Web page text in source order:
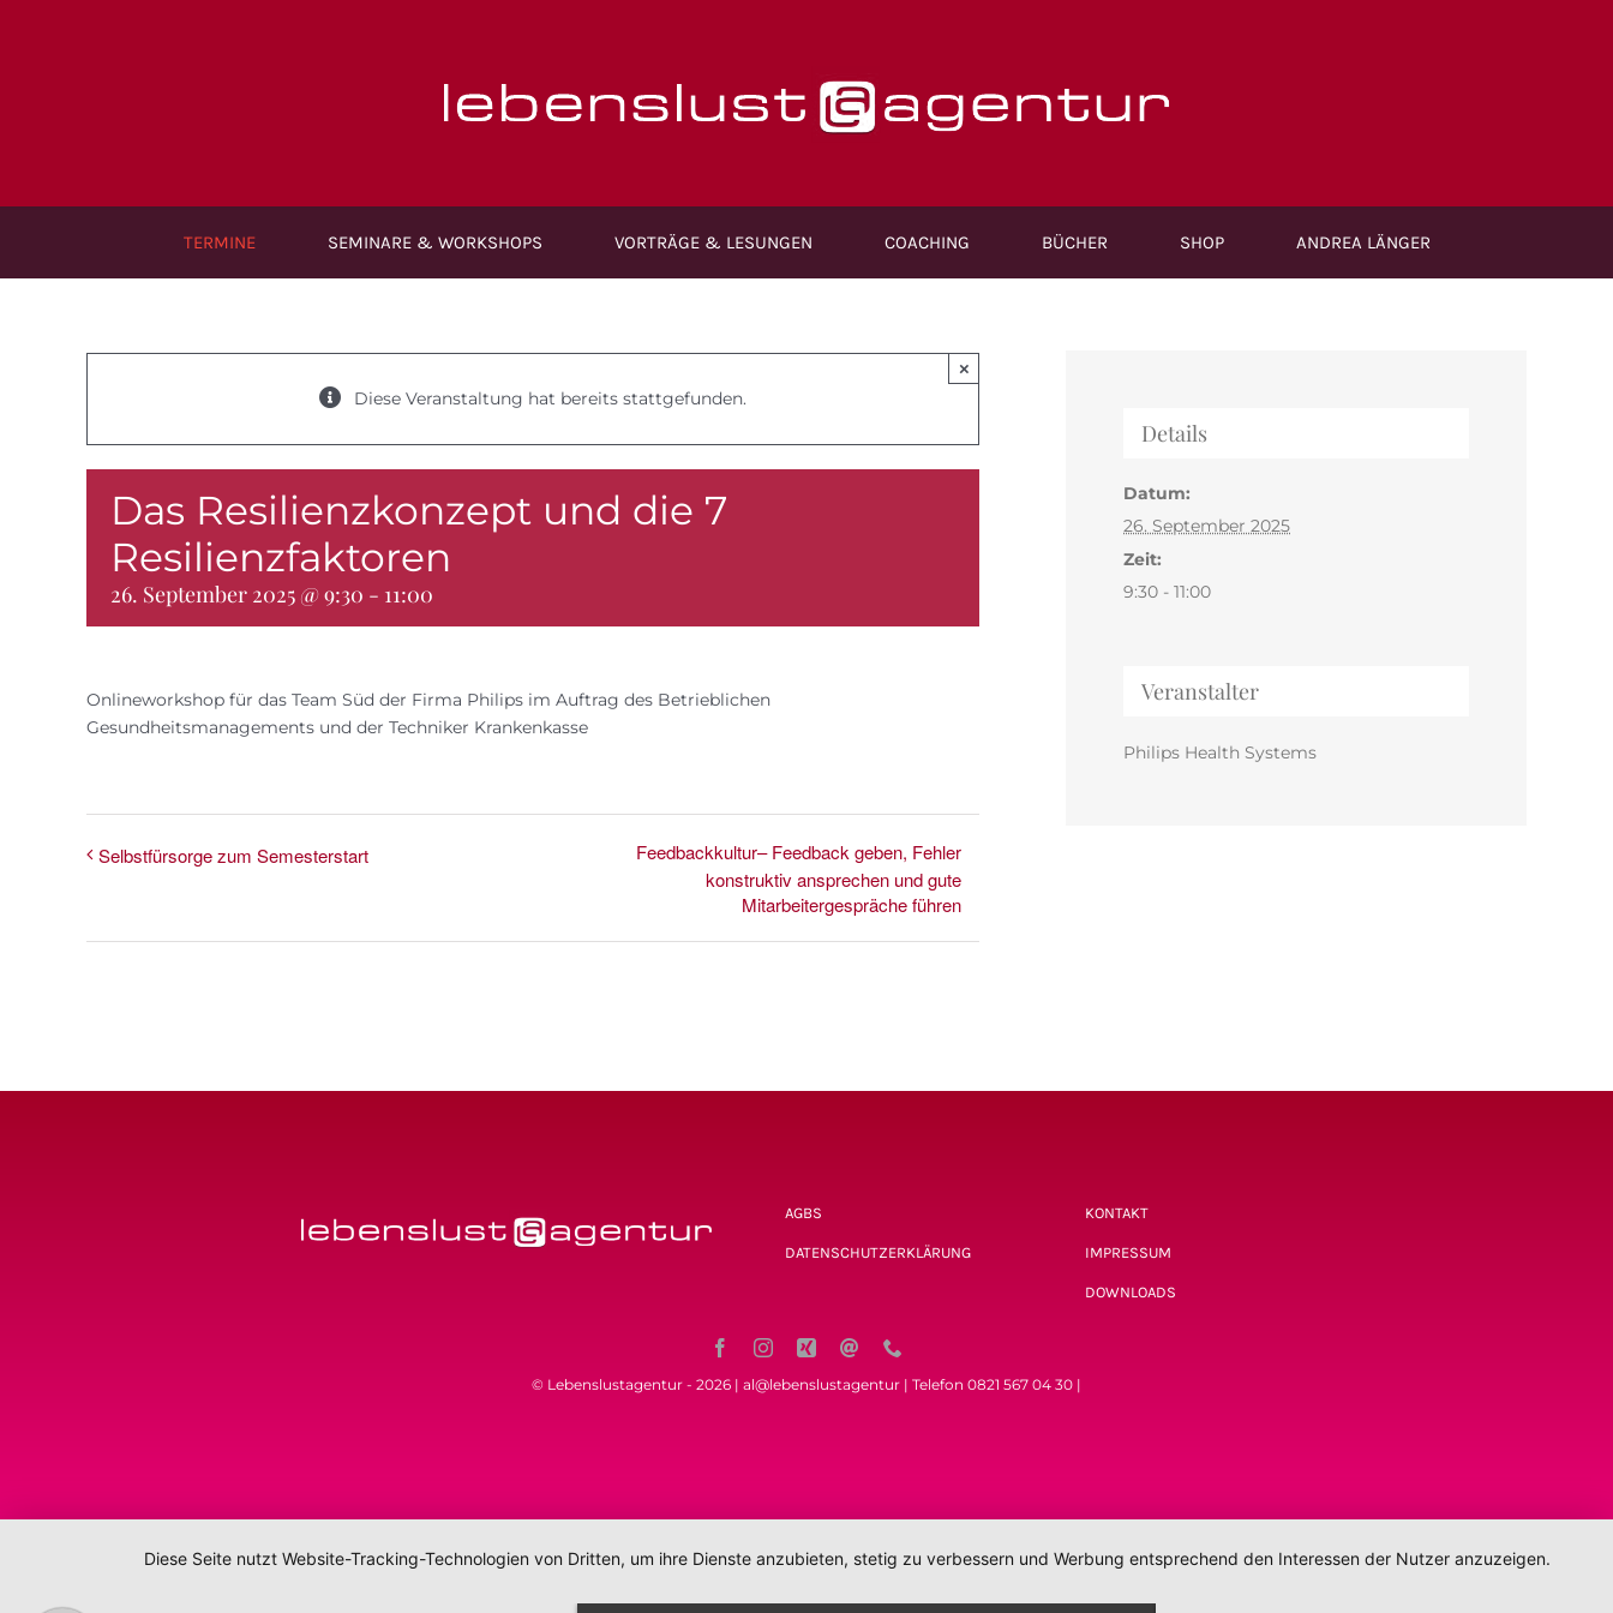
TERMINE SEMINARE & WORKSHOPS VORTRÄGE & LESUNGEN COACHING BÜCHER SHOP ANDREA LÄNGER
Diese Veranstaltung hat bereits stattgefunden.
×
Das Resilienzkonzept und die 7
Resilienzfaktoren
26. September 2025 @ 9:30 - 11:00
Onlineworkshop für das Team Süd der Firma Philips im Auftrag des Betrieblichen
Gesundheitsmanagements und der Techniker Krankenkasse
Selbstfürsorge zum Semesterstart
Feedbackkultur– Feedback geben, Fehler
konstruktiv ansprechen und gute
Mitarbeitergespräche führen
Details
Datum:
26. September 2025
Zeit:
9:30 - 11:00
Veranstalter
Philips Health Systems
AGBS
DATENSCHUTZERKLÄRUNG
KONTAKT
IMPRESSUM
DOWNLOADS
© Lebenslustagentur - 2026 | al@lebenslustagentur | Telefon 0821 567 04 30 |
Diese Seite nutzt Website-Tracking-Technologien von Dritten, um ihre Dienste anzubieten, stetig zu verbessern und Werbung entsprechend den Interessen der Nutzer anzuzeigen.